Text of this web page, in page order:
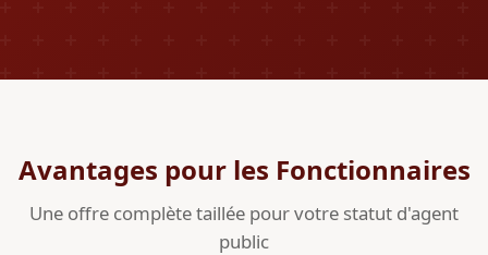
Avantages pour les Fonctionnaires
Une offre complète taillée pour votre statut d'agent
public